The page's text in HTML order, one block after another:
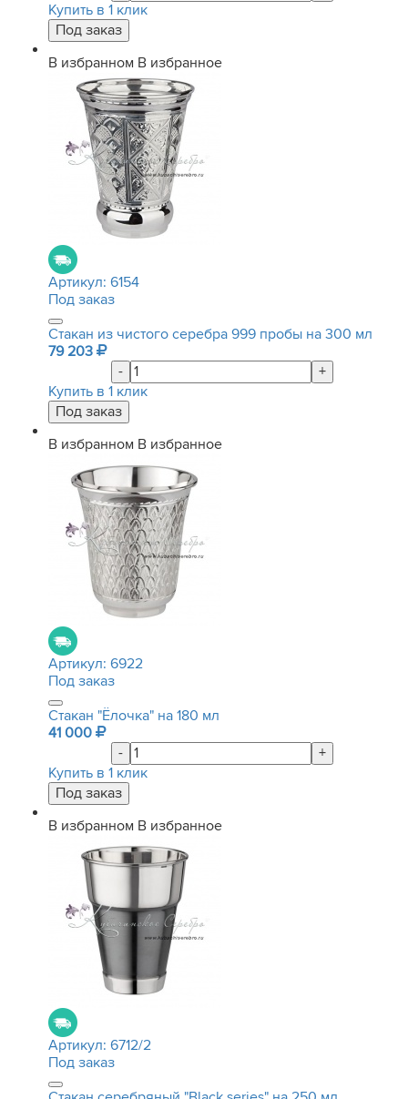
Купить в 1 клик
В избранном В избранное
Артикул: 6154
Под заказ
Стакан из чистого серебра 999 пробы на 300 мл
79 203
-
+
Купить в 1 клик
В избранном В избранное
Артикул: 6922
Под заказ
Стакан "Ёлочка" на 180 мл
41 000
-
+
Купить в 1 клик
В избранном В избранное
Артикул: 6712/2
Под заказ